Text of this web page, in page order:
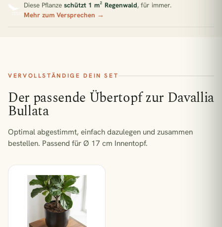
Diese Pflanze schützt 1 m² Regenwald, für immer.
Mehr zum Versprechen →
VERVOLLSTÄNDIGE DEIN SET
Der passende Übertopf zur Davallia
Bullata
Optimal abgestimmt, einfach dazulegen und zusammen
bestellen. Passend für Ø 17 cm Innentopf.
Adiantum Fritz Luthi €22,90